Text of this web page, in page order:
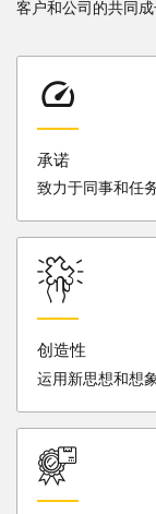
客户和公司的共同成
承诺
致力于同事和任
创造性
运用新思想和想